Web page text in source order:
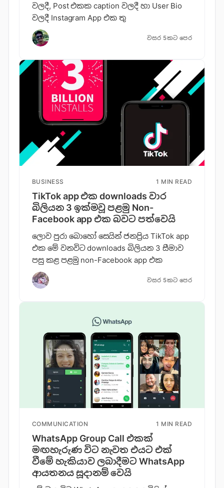
වලදී, Post එකක caption වලදී හා User Bio
වලදී Instagram App එක තු
වසර 5කට පෙර
BUSINESS 1 MIN READ
TikTok app එක downloads වාර
බිලියන 3 ඉක්මවූ පළමු Non-
Facebook app එක බවට පත්වෙයි
ලොව පුරා බොහෝ සෙයින් ජනප්‍රිය TikTok app
එක මේ වනවිට downloads බිලියන 3 සීමාව
පසු කළ පළමු non-Facebook app එක
වසර 5කට පෙර
COMMUNICATION 1 MIN READ
WhatsApp Group Call එකක්
මඟහැරුණ විට නැවත එයට එක්
වීමේ හැකියාව ලබාදීමට WhatsApp
ආයතනය සූදානම් වෙයි